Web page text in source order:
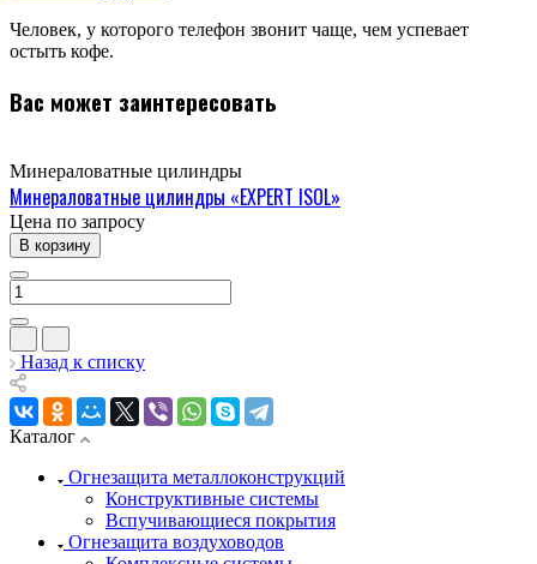
Человек, у которого телефон звонит чаще, чем успевает
остыть кофе.
Вас может заинтересовать
Минераловатные цилиндры
Минераловатные цилиндры «EXPERT ISOL»
Цена по запросу
В корзину
Назад к списку
Каталог
Огнезащита металлоконструкций
Конструктивные системы
Вспучивающиеся покрытия
Огнезащита воздуховодов